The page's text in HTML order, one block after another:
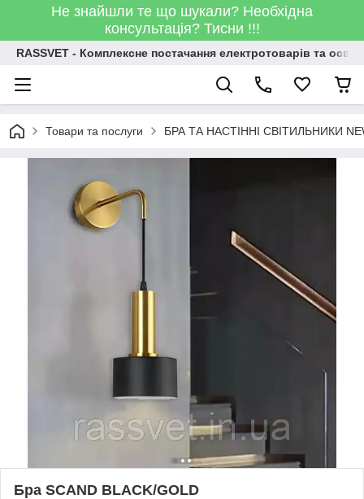
Не знайшли те що шукали? Необхідна
консультація? Тисни !!!
RASSVET - Комплексне постачання електротоварів та
Товари та послуги БРА ТА НАСТІННІ СВІТИЛЬНИКИ
Бра SCAND BLACK/GOLD